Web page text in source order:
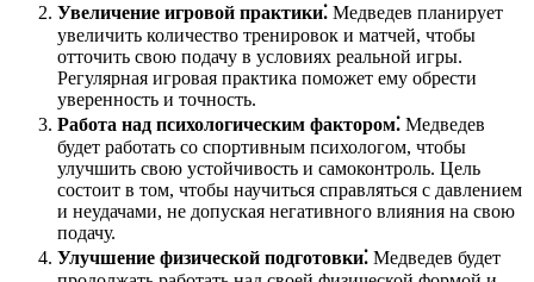
Увеличение игровой практики⁚ Медведев планирует
увеличить количество тренировок и матчей, чтобы
отточить свою подачу в условиях реальной игры.
Регулярная игровая практика поможет ему обрести
уверенность и точность.
Работа над психологическим фактором⁚ Медведев
будет работать со спортивным психологом, чтобы
улучшить свою устойчивость и самоконтроль. Цель
состоит в том, чтобы научиться справляться с давлением
и неудачами, не допуская негативного влияния на свою
подачу.
Улучшение физической подготовки⁚ Медведев будет